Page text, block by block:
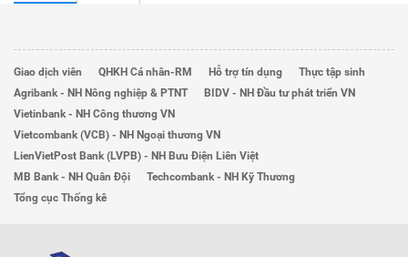
Giao dịch viên QHKH Cá nhân-RM Hỗ trợ tín dụng
Thực tập sinh
Agribank - NH Nông nghiệp & PTNT
BIDV - NH Đầu tư phát triển VN
Vietinbank - NH Công thương VN
Vietcombank (VCB) - NH Ngoại thương VN
LienVietPost Bank (LVPB) - NH Bưu Điện Liên Việt
MB Bank - NH Quân Đội
Techcombank - NH Kỹ Thương
Tổng cục Thống kê